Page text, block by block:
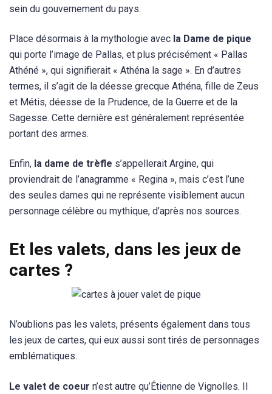
sein du gouvernement du pays.
Place désormais à la mythologie avec la Dame de pique
qui porte l’image de Pallas, et plus précisément « Pallas
Athéné », qui signifierait « Athéna la sage ». En d’autres
termes, il s’agit de la déesse grecque Athéna, fille de Zeus
et Métis, déesse de la Prudence, de la Guerre et de la
Sagesse. Cette dernière est généralement représentée
portant des armes.
Enfin, la dame de trèfle s’appellerait Argine, qui
proviendrait de l’anagramme « Regina », mais c’est l’une
des seules dames qui ne représente visiblement aucun
personnage célèbre ou mythique, d’après nos sources.
Et les valets, dans les jeux de
cartes ?
N’oublions pas les valets, présents également dans tous
les jeux de cartes, qui eux aussi sont tirés de personnages
emblématiques.
Le valet de coeur n’est autre qu’Étienne de Vignolles. Il